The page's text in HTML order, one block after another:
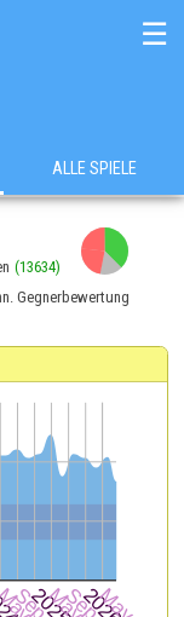
☰
ALLE SPIELE
(13634)
Gegnerbewertung